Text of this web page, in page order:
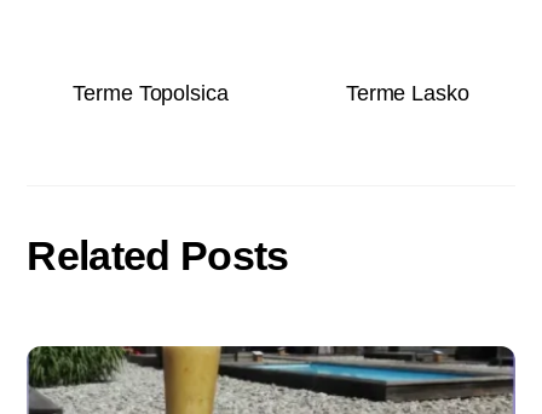
Terme Topolsica Terme Lasko
Related Posts